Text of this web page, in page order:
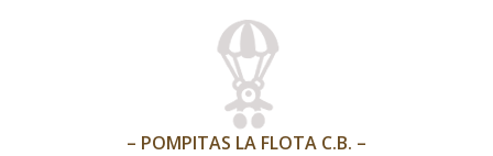
– POMPITAS LA FLOTA C.B. –